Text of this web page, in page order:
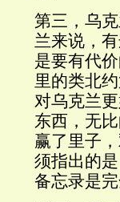
第三，乌
兰来说，
是要有代
里的类北
对乌克兰
东西，无
赢了里子
须指出的
备忘录是